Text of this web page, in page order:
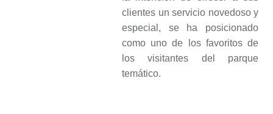
clientes un servicio novedoso y
especial, se ha posicionado
como uno de los favoritos de
los visitantes del parque
temático.